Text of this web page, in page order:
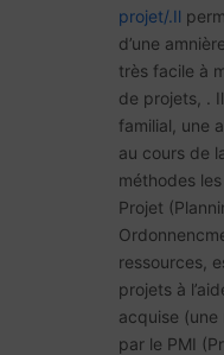
projet/.Il
d’une
très facile à
de projets, . Il
familial, une
au cours de
méthodes
Projet
ressources,
projets à
acquise
par le PMI